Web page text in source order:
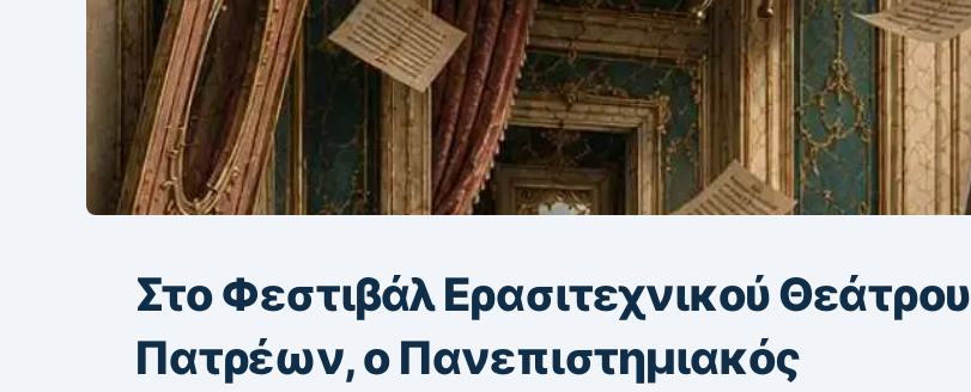
Στο Φεστιβάλ Ερασιτεχνικού Θεάτρου
Πατρέων, ο Πανεπιστημιακός